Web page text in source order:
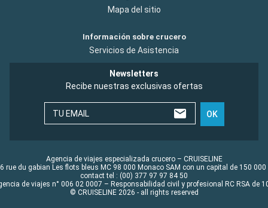
Mapa del sitio
Información sobre crucero
Servicios de Asistencia
Newsletters
Recibe nuestras exclusivas ofertas
TU EMAIL OK
Agencia de viajes especializada crucero – CRUISELINE
rue du gabian Les flots bleus MC 98 000 Monaco SAM con un capital de 150 000
contact tel : (00) 377 97 97 84 50
de viajes n° 006 02 0007 – Responsabilidad civil y profesional RC RSA de
© CRUISELINE 2026 - all rights reserved